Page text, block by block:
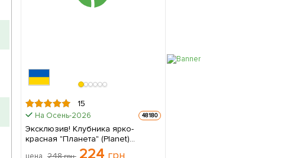
15
На Осень-2026 48180
Эксклюзив! Клубника ярко-
красная "Планета" (Planet)
(премиальный ремонтантный
цена 248грн 224 грн